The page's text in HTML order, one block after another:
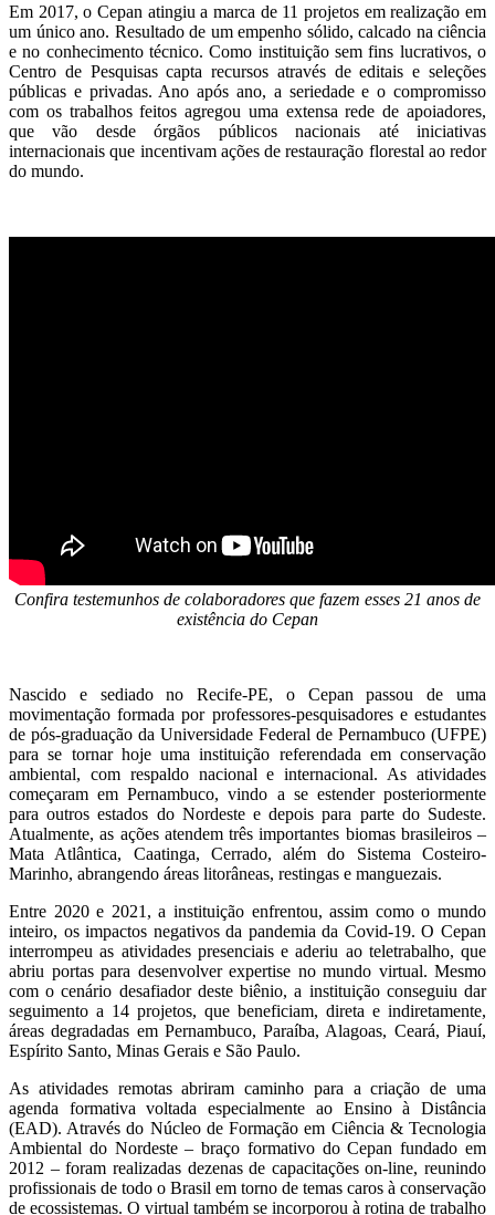
Em 2017, o Cepan atingiu a marca de 11 projetos em realização em
um único ano. Resultado de um empenho sólido, calcado na ciência
e no conhecimento técnico. Como instituição sem fins lucrativos, o
Centro de Pesquisas capta recursos através de editais e seleções
públicas e privadas. Ano após ano, a seriedade e o compromisso
com os trabalhos feitos agregou uma extensa rede de apoiadores,
que vão desde órgãos públicos nacionais até iniciativas
internacionais que incentivam ações de restauração florestal ao redor
do mundo.
Confira testemunhos de colaboradores que fazem esses 21 anos de
existência do Cepan
Nascido e sediado no Recife-PE, o Cepan passou de uma
movimentação formada por professores-pesquisadores e estudantes
de pós-graduação da Universidade Federal de Pernambuco (UFPE)
para se tornar hoje uma instituição referendada em conservação
ambiental, com respaldo nacional e internacional. As atividades
começaram em Pernambuco, vindo a se estender posteriormente
para outros estados do Nordeste e depois para parte do Sudeste.
Atualmente, as ações atendem três importantes biomas brasileiros –
Mata Atlântica, Caatinga, Cerrado, além do Sistema Costeiro-
Marinho, abrangendo áreas litorâneas, restingas e manguezais.
Entre 2020 e 2021, a instituição enfrentou, assim como o mundo
inteiro, os impactos negativos da pandemia da Covid-19. O Cepan
interrompeu as atividades presenciais e aderiu ao teletrabalho, que
abriu portas para desenvolver expertise no mundo virtual. Mesmo
com o cenário desafiador deste biênio, a instituição conseguiu dar
seguimento a 14 projetos, que beneficiam, direta e indiretamente,
áreas degradadas em Pernambuco, Paraíba, Alagoas, Ceará, Piauí,
Espírito Santo, Minas Gerais e São Paulo.
As atividades remotas abriram caminho para a criação de uma
agenda formativa voltada especialmente ao Ensino à Distância
(EAD). Através do Núcleo de Formação em Ciência & Tecnologia
Ambiental do Nordeste – braço formativo do Cepan fundado em
2012 – foram realizadas dezenas de capacitações on-line, reunindo
profissionais de todo o Brasil em torno de temas caros à conservação
de ecossistemas. O virtual também se incorporou à rotina de trabalho